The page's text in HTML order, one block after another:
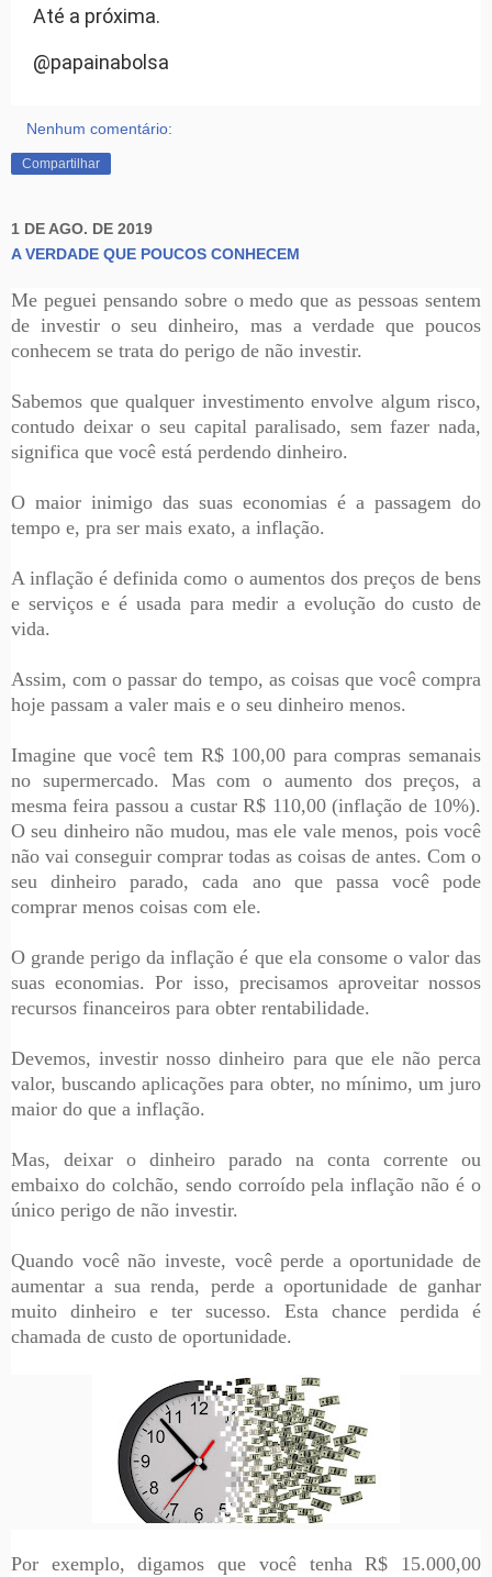
Até a próxima.
@papainabolsa
Nenhum comentário:
Compartilhar
1 DE AGO. DE 2019
A VERDADE QUE POUCOS CONHECEM
Me peguei pensando sobre o medo que as pessoas sentem
de investir o seu dinheiro, mas a verdade que poucos
conhecem se trata do perigo de não investir.
Sabemos que qualquer investimento envolve algum risco,
contudo deixar o seu capital paralisado, sem fazer nada,
significa que você está perdendo dinheiro.
O maior inimigo das suas economias é a passagem do
tempo e, pra ser mais exato, a inflação.
A inflação é definida como o aumentos dos preços de bens
e serviços e é usada para medir a evolução do custo de
vida.
Assim, com o passar do tempo, as coisas que você compra
hoje passam a valer mais e o seu dinheiro menos.
Imagine que você tem R$ 100,00 para compras semanais
no supermercado. Mas com o aumento dos preços, a
mesma feira passou a custar R$ 110,00 (inflação de 10%).
O seu dinheiro não mudou, mas ele vale menos, pois você
não vai conseguir comprar todas as coisas de antes. Com o
seu dinheiro parado, cada ano que passa você pode
comprar menos coisas com ele.
O grande perigo da inflação é que ela consome o valor das
suas economias. Por isso, precisamos aproveitar nossos
recursos financeiros para obter rentabilidade.
Devemos, investir nosso dinheiro para que ele não perca
valor, buscando aplicações para obter, no mínimo, um juro
maior do que a inflação.
Mas, deixar o dinheiro parado na conta corrente ou
embaixo do colchão, sendo corroído pela inflação não é o
único perigo de não investir.
Quando você não investe, você perde a oportunidade de
aumentar a sua renda, perde a oportunidade de ganhar
muito dinheiro e ter sucesso. Esta chance perdida é
chamada de custo de oportunidade.
Por exemplo, digamos que você tenha R$ 15.000,00